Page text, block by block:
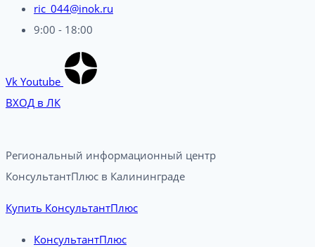
ric_044@inok.ru
9:00 - 18:00
Vk Youtube
ВХОД в ЛК
Региональный информационный центр
КонсультантПлюс в Калининграде​
Купить КонсультантПлюс
КонсультантПлюс